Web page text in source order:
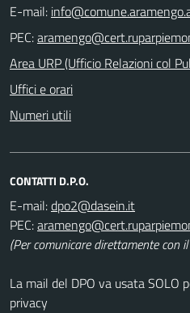
E-mail:
PEC:
Area URP (Ufficio Relazioni col
Uffici e orari
Numeri utili
CONTATTI D.P.O.
E-mail:
PEC:
(Per comunicare direttamente con
La mail del DPO va usata SOLO
privacy